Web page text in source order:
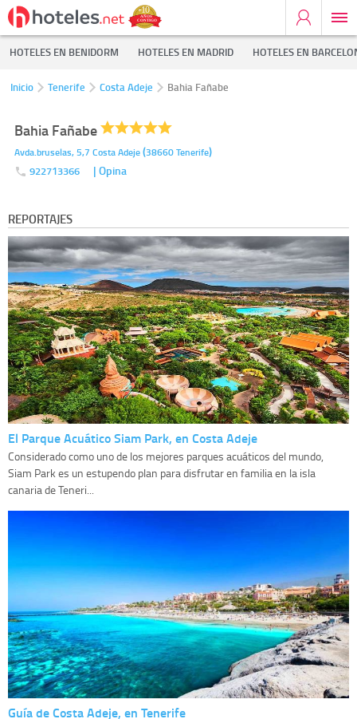
HOTELES EN BENIDORM HOTELES EN MADRID HOTELES EN
Inicio Tenerife Costa Adeje Bahia Fañabe
Bahia Fañabe
Avda.bruselas, 5,7 Costa Adeje(38660Tenerife)
922713366 | Opina
REPORTAJES
El Parque Acuático Siam Park, en Costa Adeje
Considerado como uno de los mejores parques acuáticos del mundo,
Siam Park es un estupendo plan para disfrutar en familia en la isla
canaria de Teneri...
Guía de Costa Adeje, en Tenerife